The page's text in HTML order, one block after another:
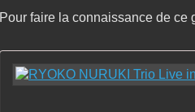
Pour faire la connaissance de ce